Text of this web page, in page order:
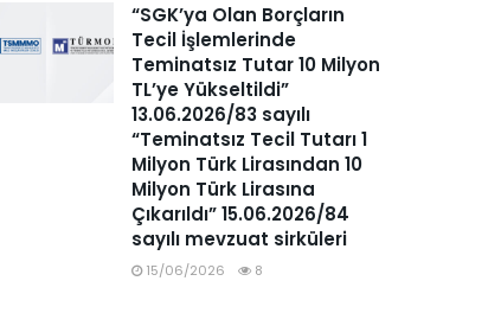
“SGK’ya Olan Borçların
Tecil İşlemlerinde
Teminatsız Tutar 10 Milyon
TL’ye Yükseltildi”
13.06.2026/83 sayılı
“Teminatsız Tecil Tutarı 1
Milyon Türk Lirasından 10
Milyon Türk Lirasına
Çıkarıldı” 15.06.2026/84
sayılı mevzuat sirküleri
15/06/2026 8